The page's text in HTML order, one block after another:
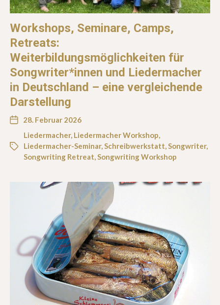
Workshops, Seminare, Camps,
Retreats:
Weiterbildungsmöglichkeiten für
Songwriter*innen und Liedermacher
in Deutschland – eine vergleichende
Darstellung
28. Februar 2026
Liedermacher, Liedermacher Workshop
Liedermacher-Seminar, Schreibwerkstatt Songwriter,
Songwriting Retreat Songwriting Workshop